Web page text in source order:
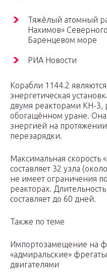
Тяжёлый атомный
Нахимов»
Баренцевом море
РИА Новости
Корабли 1144.2
энергетическая
двумя реакторами КН-
обогащённом уране. Она
энергией на
перезарядки.
Максимальная скорость
составляет 32 узла
не имеет ограничения
реакторах.
составляет до 60 дней.
Также по теме
Импортозамещение на
«адмиральские»
двигателями